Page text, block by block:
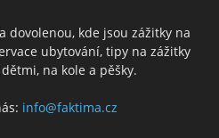
dovolenou, kde jsou zážitky na
ubytování, tipy na zážitky
na kole a pěšky.
info@faktima.cz